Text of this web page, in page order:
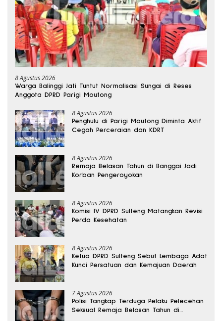
8 Agustus 2026
Warga Balinggi Jati Tuntut Normalisasi Sungai di Reses
Anggota DPRD Parigi Moutong
8 Agustus 2026
Penghulu di Parigi Moutong Diminta Aktif
Cegah Perceraian dan KDRT
8 Agustus 2026
Remaja Belasan Tahun di Banggai Jadi
Korban Pengeroyokan
8 Agustus 2026
Komisi IV DPRD Sulteng Matangkan Revisi
Perda Kesehatan
8 Agustus 2026
Ketua DPRD Sulteng Sebut Lembaga Adat
Kunci Persatuan dan Kemajuan Daerah
7 Agustus 2026
Polisi Tangkap Terduga Pelaku Pelecehan
Seksual Remaja Belasan Tahun di